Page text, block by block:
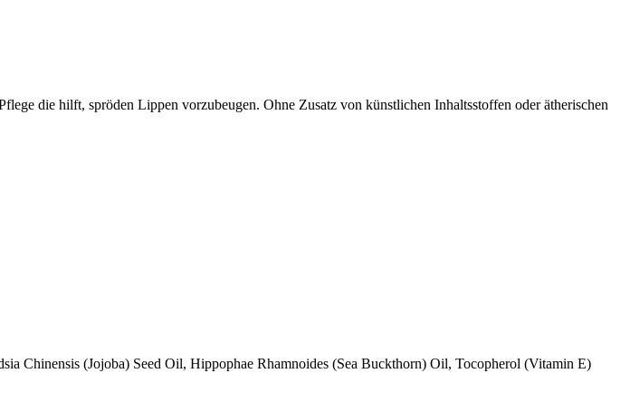
die hilft, spröden Lippen vorzubeugen. Ohne Zusatz von künstlichen Inhaltsstoffen oder ätherischen
Chinensis (Jojoba) Seed Oil, Hippophae Rhamnoides (Sea Buckthorn) Oil, Tocopherol (Vitamin E)